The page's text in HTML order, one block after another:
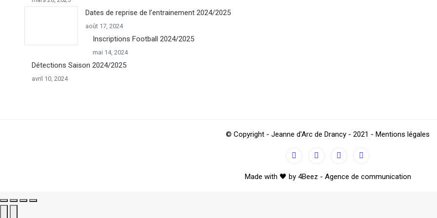
Dates de reprise de l’entrainement 2024/2025
août 17, 2024
Inscriptions Football 2024/2025
mai 14, 2024
Détections Saison 2024/2025
avril 10, 2024
© Copyright - Jeanne d'Arc de Drancy - 2021 - Mentions légales
Made with 🖤 by 4Beez - Agence de communication